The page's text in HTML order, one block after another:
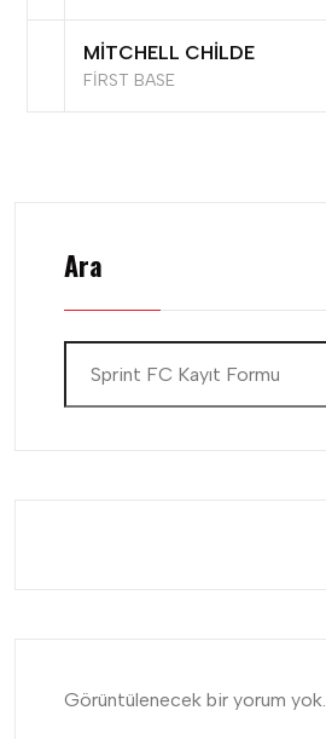
MITCHELL CHILDE
FIRST BASE
Ara
Görüntülenecek bir yorum yok.